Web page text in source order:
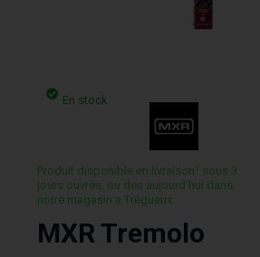
En stock
Produit disponible en livraison¹ sous 3
jours ouvrés, ou des aujourd’hui dans
notre magasin a Trégueux.
MXR Tremolo